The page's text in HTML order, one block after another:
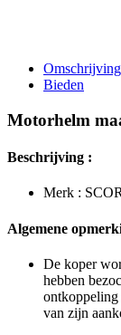
Omschrijving
Bieden
Motorhelm
Beschrijving :
Merk :
Algemene
De koper
hebben
ontkoppeling
van zijn